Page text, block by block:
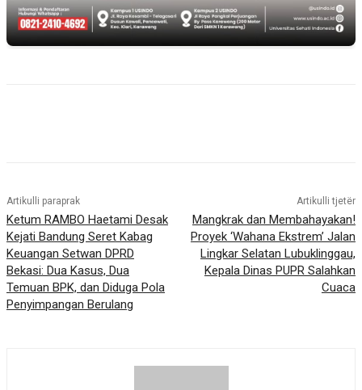
Artikulli paraprak
Ketum RAMBO Haetami Desak
Kejati Bandung Seret Kabag
Keuangan Setwan DPRD
Bekasi: Dua Kasus, Dua
Temuan BPK, dan Diduga Pola
Penyimpangan Berulang
Artikulli tjetër
Mangkrak dan Membahayakan!
Proyek ‘Wahana Ekstrem’ Jalan
Lingkar Selatan Lubuklinggau,
Kepala Dinas PUPR Salahkan
Cuaca